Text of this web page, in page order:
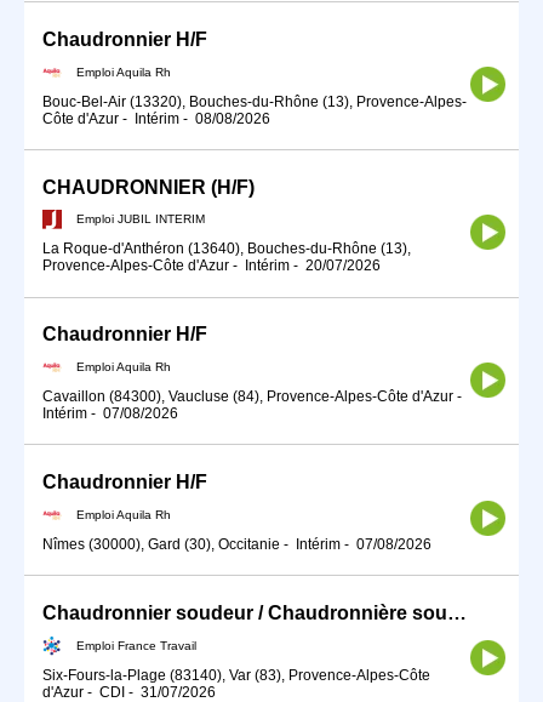
Chaudronnier H/F
Emploi Aquila Rh
Bouc-Bel-Air (13320), Bouches-du-Rhône (13), Provence-Alpes-
Côte d'Azur - Intérim - 08/08/2026
CHAUDRONNIER (H/F)
Emploi JUBIL INTERIM
La Roque-d'Anthéron (13640), Bouches-du-Rhône (13),
Provence-Alpes-Côte d'Azur - Intérim - 20/07/2026
Chaudronnier H/F
Emploi Aquila Rh
Cavaillon (84300), Vaucluse (84), Provence-Alpes-Côte d'Azur -
Intérim - 07/08/2026
Chaudronnier H/F
Emploi Aquila Rh
Nîmes (30000), Gard (30), Occitanie - Intérim - 07/08/2026
Chaudronnier soudeur / Chaudronnière soudeuse (H/F)
Emploi France Travail
Six-Fours-la-Plage (83140), Var (83), Provence-Alpes-Côte
d'Azur - CDI - 31/07/2026